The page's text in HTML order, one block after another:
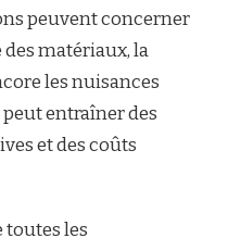
peuvent concerner
des matériaux, la
les nuisances
entraîner des
et des coûts
toutes les